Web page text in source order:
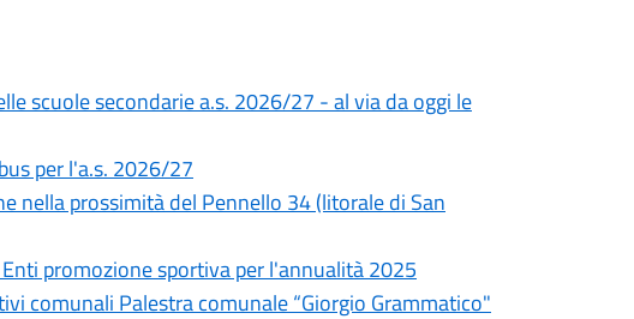
scuole secondarie a.s. 2026/27 - al via da oggi le
per l'a.s. 2026/27
nella prossimità del Pennello 34 (litorale di San
promozione sportiva per l'annualità 2025
comunali Palestra comunale “Giorgio Grammatico"